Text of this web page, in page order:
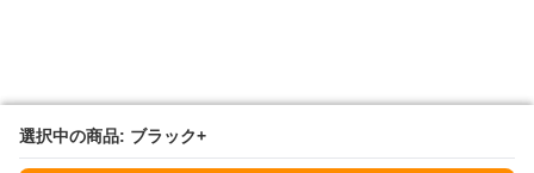
選択中の商品: ブラック+
選択中の商品: ブラック+